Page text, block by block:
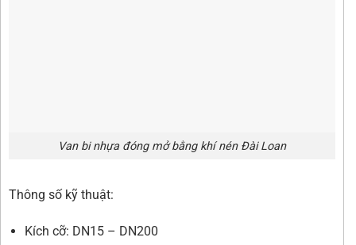
Van bi nhựa đóng mở bằng khí nén Đài Loan
Thông số kỹ thuật:
Kích cỡ: DN15 – DN200